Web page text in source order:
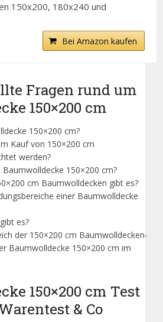
150x200, 180x240 und
Bei Amazon kaufen
Fragen rund um
150×200 cm
150×200 cm?
Kauf von 150×200 cm
werden?
150×200 cm?
cm Baumwolldecken gibt es?
einer Baumwolldecke
es?
der 150×200 cm Baumwolldecken-
Baumwolldecke 150×200 cm im
150×200 cm Test
& Co